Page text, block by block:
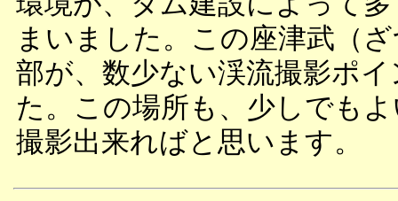
まいました。この座津武（
部が、数少ない渓流撮影ポ
た。この場所も、少しでも
撮影出来ればと思います。